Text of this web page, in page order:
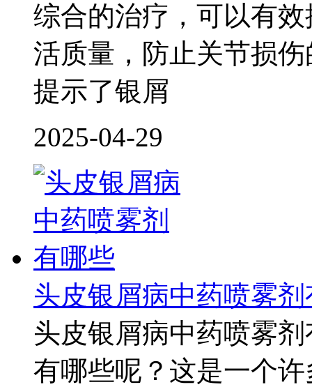
综合的治疗，可以有
活质量，防止关节损
提示了银屑
2025-04-29
头皮银屑病中药喷雾
头皮银屑病中药喷雾
有哪些呢？这是一个